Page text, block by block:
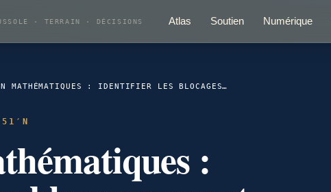
· TERRAIN · DÉCISIONS Atlas Soutien Numérique
AIDE EN MATHÉMATIQUES : IDENTIFIER LES BLOCAGES AVANT LES SOLUTIONS
: